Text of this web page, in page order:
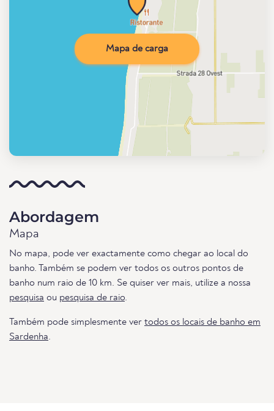
Mapa de carga
Abordagem
Mapa
No mapa, pode ver exactamente como chegar ao local do
banho. Também se podem ver todos os outros pontos de
banho num raio de 10 km. Se quiser ver mais, utilize a nossa
pesquisa ou pesquisa de raio.
Também pode simplesmente ver todos os locais de banho em
Sardenha.